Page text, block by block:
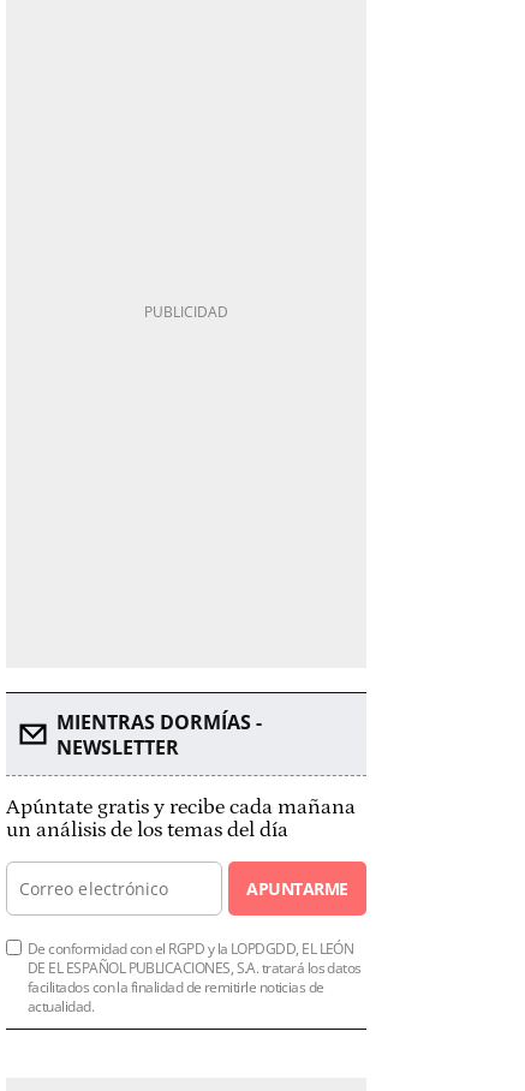
MIENTRAS DORMÍAS -
NEWSLETTER
Apúntate gratis y recibe cada mañana
un análisis de los temas del día
APUNTARME
De conformidad con el RGPD y la LOPDGDD, EL LEÓN
DE EL ESPAÑOL PUBLICACIONES, S.A. tratará los datos
facilitados con la finalidad de remitirle noticias de
actualidad.